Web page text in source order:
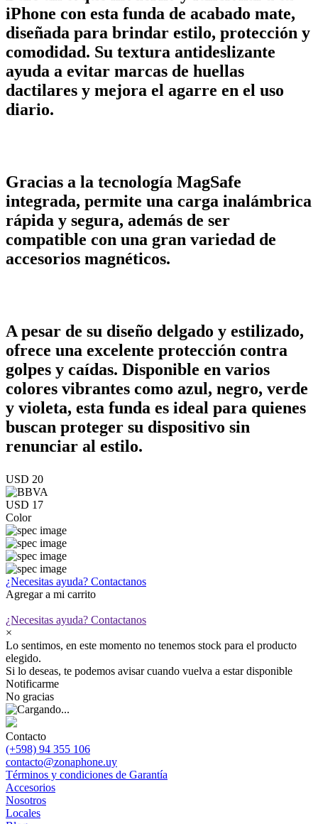
iPhone con esta funda de acabado mate,
diseñada para brindar estilo, protección y
comodidad. Su textura antideslizante
ayuda a evitar marcas de huellas
dactilares y mejora el agarre en el uso
diario.
Gracias a la tecnología MagSafe
integrada, permite una carga inalámbrica
rápida y segura, además de ser
compatible con una gran variedad de
accesorios magnéticos.
A pesar de su diseño delgado y estilizado,
ofrece una excelente protección contra
golpes y caídas. Disponible en varios
colores vibrantes como azul, negro, verde
y violeta, esta funda es ideal para quienes
buscan proteger su dispositivo sin
renunciar al estilo.
USD 20
USD 17
Color
¿Necesitas ayuda? Contactanos
Agregar a mi carrito
¿Necesitas ayuda? Contactanos
×
Lo sentimos, en este momento no tenemos stock para el producto
elegido.
Si lo deseas, te podemos avisar cuando vuelva a estar disponible
Notificarme
No gracias
Contacto
(+598) 94 355 106
contacto@zonaphone.uy
Términos y condiciones de Garantía
Accesorios
Nosotros
Locales